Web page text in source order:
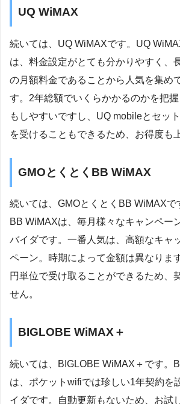
UQ WiMAX
続いては、UQ WiMAXです。UQ
は、料金設定がとても分かりやすく、
の月額料金であることから人気を集め
す。2年総額でいくらかかるのかを把
もしやすいですし、UQ mobileとセッ
を受けることもできるため、お得度も
GMOとくとくBB WiMAX
続いては、GMOとくとくBB WiMAXで
BB WiMAXは、毎月様々なキャンペー
バイダです。一番人気は、高額なキャ
ペーン。時期によって金額は異なりま
円単位で受け取ることができるため、
せん。
BIGLOBE WiMAX＋
続いては、BIGLOBE WiMAX＋です。
は、ポケットwifiでは珍しい1年契約を
イダです。自動更新もないため、お試